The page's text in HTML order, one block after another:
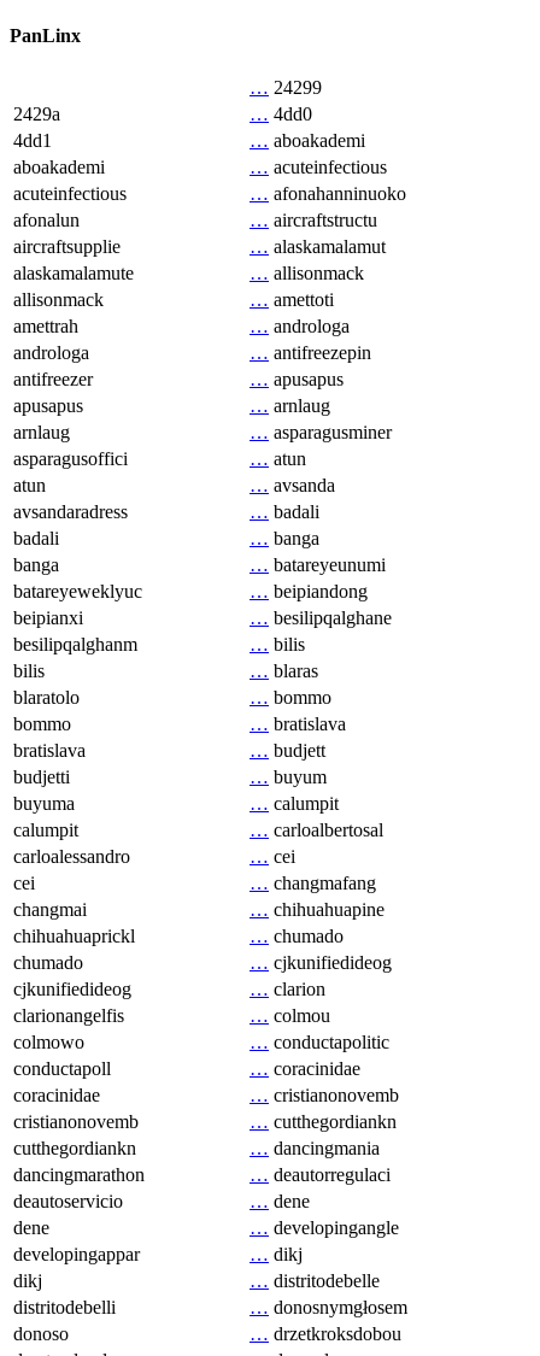
PanLinx
… 24299
2429a
… 4dd0
4dd1
… aboakademi
aboakademi
… acuteinfectious
acuteinfectious
… afonahanninuoko
afonalun
… aircraftstructu
aircraftsupplie
… alaskamalamut
alaskamalamute
… allisonmack
allisonmack
… amettoti
amettrah
… androloga
androloga
… antifreezepin
antifreezer
… apusapus
apusapus
… arnlaug
arnlaug
… asparagusminer
asparagusoffici
… atun
atun
… avsanda
avsandaradress
… badali
badali
… banga
banga
… batareyeunumi
batareyeweklyuc
… beipiandong
beipianxi
… besilipqalghane
besilipqalghanm
… bilis
bilis
… blaras
blaratolo
… bommo
bommo
… bratislava
bratislava
… budjett
budjetti
… buyum
buyuma
… calumpit
calumpit
… carloalbertosal
carloalessandro
… cei
cei
… changmafang
changmai
… chihuahuapine
chihuahuaprickl
… chumado
chumado
… cjkunifiedideog
cjkunifiedideog
… clarion
clarionangelfis
… colmou
colmowo
… conductapolitic
conductapoll
… coracinidae
coracinidae
… cristianonovemb
cristianonovemb
… cutthegordiankn
cutthegordiankn
… dancingmania
dancingmarathon
… deautorregulaci
deautoservicio
… dene
dene
… developingangle
developingappar
… dikj
dikj
… distritodebelle
distritodebelli
… donosnymgłosem
donoso
… drzetkroksdobou